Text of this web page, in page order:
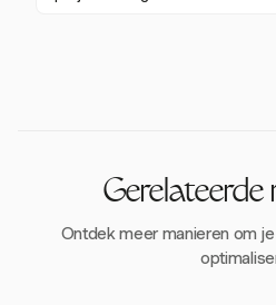
Gerelateerde
Ontdek meer manieren om